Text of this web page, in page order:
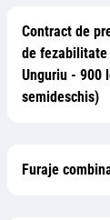
Contract de
de
Unguriu - 900
semideschis)
Furaje